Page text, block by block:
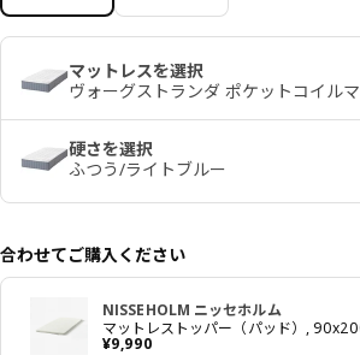
マットレスを選択
ヴォーグストランダ ポケットコイル
硬さを選択
ふつう/ライトブルー
合わせてご購入ください
NISSEHOLM ニッセホルム
マットレストッパー（パッド）,
¥9,990
価格 ¥ 9990